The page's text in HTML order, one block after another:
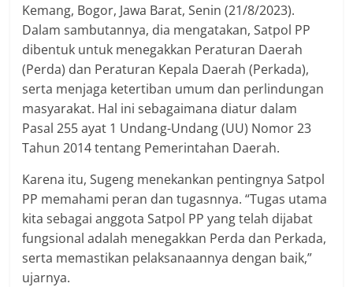
Kemang, Bogor, Jawa Barat, Senin (21/8/2023).
Dalam sambutannya, dia mengatakan, Satpol PP
dibentuk untuk menegakkan Peraturan Daerah
(Perda) dan Peraturan Kepala Daerah (Perkada),
serta menjaga ketertiban umum dan perlindungan
masyarakat. Hal ini sebagaimana diatur dalam
Pasal 255 ayat 1 Undang-Undang (UU) Nomor 23
Tahun 2014 tentang Pemerintahan Daerah.
Karena itu, Sugeng menekankan pentingnya Satpol
PP memahami peran dan tugasnnya. “Tugas utama
kita sebagai anggota Satpol PP yang telah dijabat
fungsional adalah menegakkan Perda dan Perkada,
serta memastikan pelaksanaannya dengan baik,”
ujarnya.